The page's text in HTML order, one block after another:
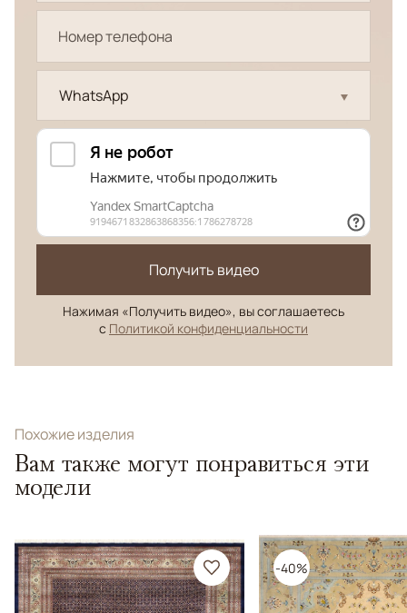
WhatsApp
Получить видео
Нажимая «Получить видео», вы соглашаетесь
с Политикой конфиденциальности
Похожие изделия
Вам также могут понравиться эти
модели
-40%